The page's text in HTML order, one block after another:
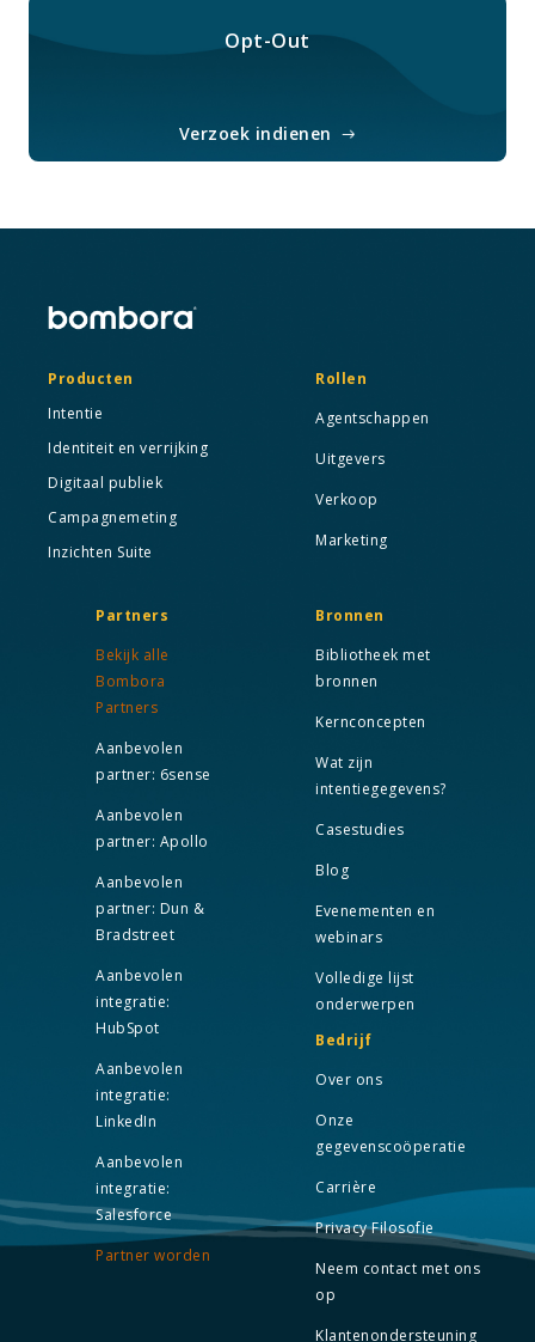
Opt-Out
Verzoek indienen
Producten
Intentie
Identiteit en verrijking
Digitaal publiek
Campagnemeting
Inzichten Suite
Rollen
Agentschappen
Uitgevers
Verkoop
Marketing
Partners
Bekijk alle
Bombora
Partners
Aanbevolen
partner: 6sense
Aanbevolen
partner: Apollo
Aanbevolen
partner: Dun &
Bradstreet
Aanbevolen
integratie:
HubSpot
Aanbevolen
integratie:
LinkedIn
Aanbevolen
integratie:
Salesforce
Partner worden
Bronnen
Bibliotheek met
bronnen
Kernconcepten
Wat zijn
intentiegegevens?
Casestudies
Blog
Evenementen en
webinars
Volledige lijst
onderwerpen
Bedrijf
Over ons
Onze
gegevenscoöperatie
Carrière
Privacy Filosofie
Neem contact met ons
op
Klantenondersteuning